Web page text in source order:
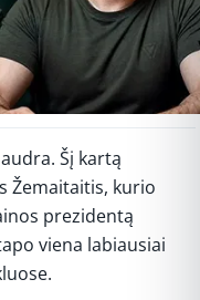
Šį kartą
Žemaitaitis, kurio
prezidentą
viena labiausiai